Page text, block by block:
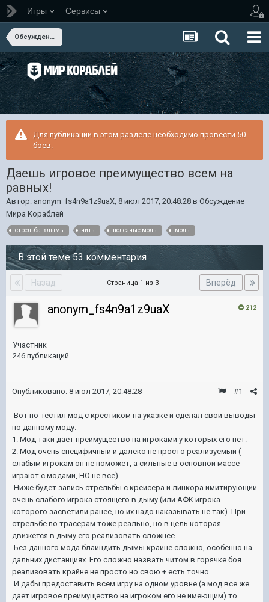
Игры Сервисы
Обсуждение Мира Кораблей
Для публикации в этом разделе необходимо провести 50
боёв.
Даешь игровое преимущество всем на
равных!
Автор: anonym_fs4n9a1z9uaX, 8 июл 2017, 20:48:28 в Обсуждение
Мира Кораблей
стрельба в дымы читы полезные моды моды
В этой теме 53 комментария
Назад Вперёд
Страница 1 из 3
212
anonym_fs4n9a1z9uaX
Участник
246 публикаций
#1
Опубликовано: 8 июл 2017, 20:48:28
Вот по-тестил мод с крестиком на указке и сделал свои выводы
по данному моду.
1. Мод таки дает преимущество на игроками у которых его нет.
2. Мод очень специфичный и далеко не просто реализуемый (
слабым игрокам он не поможет, а сильные в основной массе
играют с модами, НО не все)
Ниже будет запись стрельбы с крейсера и линкора имитирующий
очень слабого игрока стоящего в дыму (или АФК игрока
которого засветили ранее, но их надо наказывать не так). При
стрельбе по трасерам тоже реально, но в цель которая
движется в дыму его реализовать сложнее.
Без данного мода блайндить дымы крайне сложно, особенно на
дальних дистанциях. Его сложно назвать читом в горячке боя
реализовать крайне не просто но свою + есть точно.
И дабы предоставить всем игру на одном уровне (а мод все же
дает игровое преимущество на игроком его не имеющим) то